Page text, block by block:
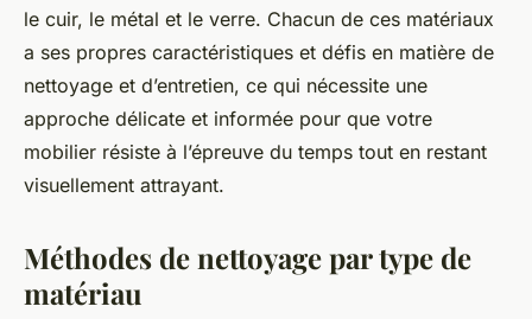
le cuir, le métal et le verre. Chacun de ces matériaux
a ses propres caractéristiques et défis en matière de
nettoyage et d’entretien, ce qui nécessite une
approche délicate et informée pour que votre
mobilier résiste à l’épreuve du temps tout en restant
visuellement attrayant.
Méthodes de nettoyage par type de
matériau